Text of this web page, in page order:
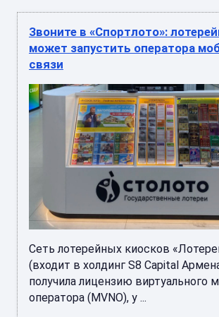
Звоните в «Спортлото»:
может запустить оператора
связи
Сеть лотерейных киосков
(входит в холдинг S8 Capital
получила лицензию виртуального
оператора (MVNO), у ...